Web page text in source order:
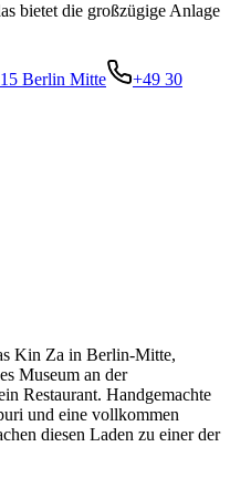
bietet die großzügige Anlage
Berlin Mitte
+49 30
Kin Za in Berlin-Mitte,
Museum an der
Restaurant. Handgemachte
und eine vollkommen
diesen Laden zu einer der